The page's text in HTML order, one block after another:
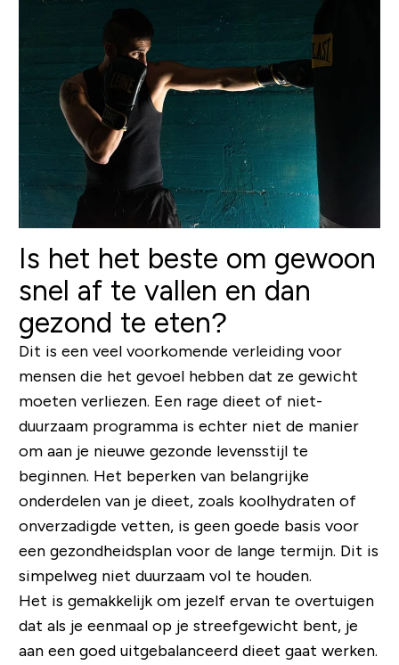
Is het het beste om gewoon
snel af te vallen en dan
gezond te eten?
Dit is een veel voorkomende verleiding voor
mensen die het gevoel hebben dat ze gewicht
moeten verliezen. Een rage dieet of niet-
duurzaam programma is echter niet de manier
om aan je nieuwe gezonde levensstijl te
beginnen. Het beperken van belangrijke
onderdelen van je dieet, zoals koolhydraten of
onverzadigde vetten, is geen goede basis voor
een gezondheidsplan voor de lange termijn. Dit is
simpelweg niet duurzaam vol te houden.
Het is gemakkelijk om jezelf ervan te overtuigen
dat als je eenmaal op je streefgewicht bent, je
aan een goed uitgebalanceerd dieet gaat werken.